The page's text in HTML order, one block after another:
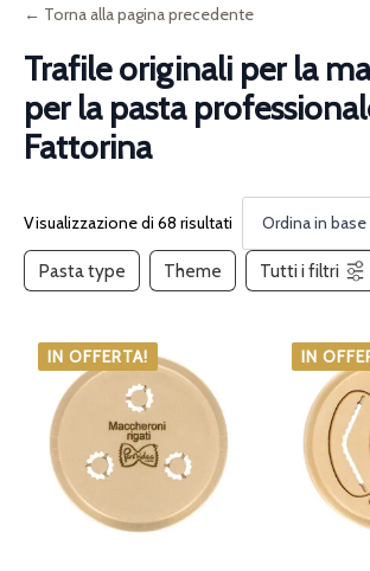
← Torna alla pagina precedente
Trafile originali per la
per la pasta
Fattorina
Visualizzazione di 68 risultati
Pasta type Theme Tutti i filtri
IN OFFERTA! IN